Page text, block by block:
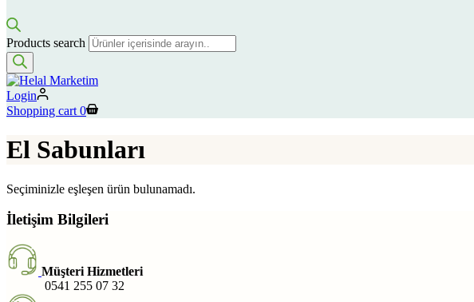
Products search
Login
Shopping cart 0
El Sabunları
Seçiminizle eşleşen ürün bulunamadı.
İletişim Bilgileri
Müşteri Hizmetleri
0541 255 07 32